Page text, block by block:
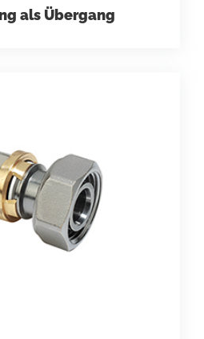
als Übergang